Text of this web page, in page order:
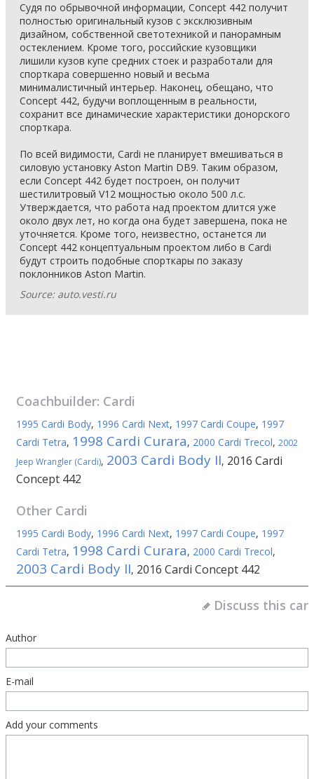
Судя по обрывочной информации, Concept 442 получит
полностью оригинальный кузов с эксклюзивным
дизайном, собственной светотехникой и панорамным
остеклением. Кроме того, российские кузовщики
лишили кузов купе средних стоек и разработали для
спорткара совершенно новый и весьма
минималистичный интерьер. Наконец, обещано, что
Concept 442, будучи воплощенным в реальности,
сохранит все динамические характеристики донорского
спорткара.
По всей видимости, Cardi не планирует вмешиваться в
силовую установку Aston Martin DB9. Таким образом,
если Concept 442 будет построен, он получит
шестилитровый V12 мощностью около 500 л.с.
Утверждается, что работа над проектом длится уже
около двух лет, но когда она будет завершена, пока не
уточняется. Кроме того, неизвестно, останется ли
Concept 442 концептуальным проектом либо в Cardi
будут строить подобные спорткары по заказу
поклонников Aston Martin.
Source: auto.vesti.ru
Coachbuilder: Cardi
1995 Cardi Body, 1996 Cardi Next, 1997 Cardi Coupe, 1997
Cardi Tetra, 1998 Cardi Curara, 2000 Cardi Trecol, 2002
Jeep Wrangler (Cardi), 2003 Cardi Body II, 2016 Cardi
Concept 442
Other Cardi
1995 Cardi Body, 1996 Cardi Next, 1997 Cardi Coupe, 1997
Cardi Tetra, 1998 Cardi Curara, 2000 Cardi Trecol,
2003 Cardi Body II, 2016 Cardi Concept 442
Discuss this car
Author
E-mail
Add your comments